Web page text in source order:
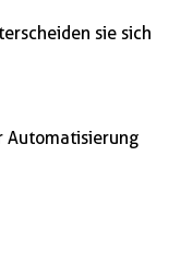
sie sich
Automatisierung